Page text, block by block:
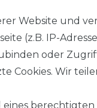
B2B
WUNSCHLISTE
Website und
(z.B. IP-
oder
Cookies. Wir
berechtigten